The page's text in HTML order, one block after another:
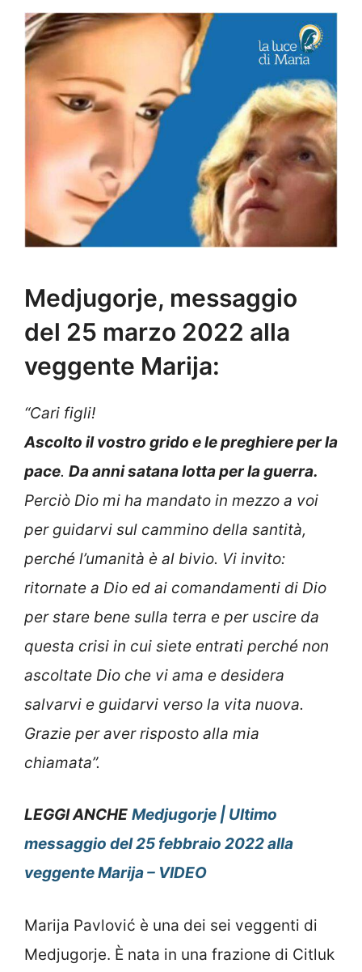
Medjugorje, messaggio
del 25 marzo 2022 alla
veggente Marija:
“Cari figli!
Ascolto il vostro grido e le preghiere per la
pace. Da anni satana lotta per la guerra.
Perciò Dio mi ha mandato in mezzo a voi
per guidarvi sul cammino della santità,
perché l’umanità è al bivio. Vi invito:
ritornate a Dio ed ai comandamenti di Dio
per stare bene sulla terra e per uscire da
questa crisi in cui siete entrati perché non
ascoltate Dio che vi ama e desidera
salvarvi e guidarvi verso la vita nuova.
Grazie per aver risposto alla mia
chiamata”.
LEGGI ANCHE Medjugorje | Ultimo
messaggio del 25 febbraio 2022 alla
veggente Marija – VIDEO
Marija Pavlović è una dei sei veggenti di
Medjugorje. È nata in una frazione di Citluk